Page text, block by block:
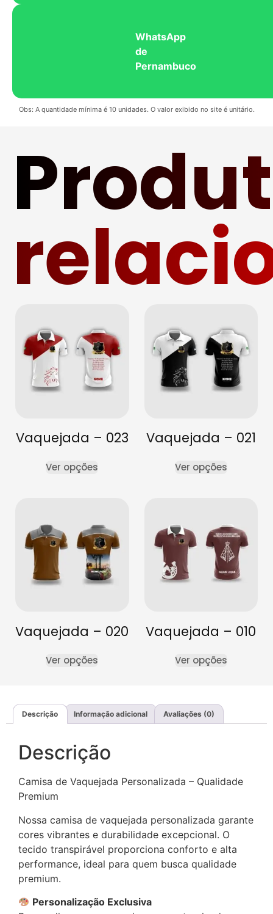
WhatsApp
de
Pernambuco
Obs: A quantidade mínima é 10 unidades. O valor exibido no site é unitário.
Vaquejada – 023
Ver opções
Vaquejada – 021
Ver opções
Vaquejada – 020
Ver opções
Vaquejada – 010
Ver opções
Descrição Informação adicional Avaliações (0)
Descrição
Camisa de Vaquejada Personalizada – Qualidade
Premium
Nossa camisa de vaquejada personalizada garante
cores vibrantes e durabilidade excepcional. O
tecido transpirável proporciona conforto e alta
performance, ideal para quem busca qualidade
premium.
Personalização Exclusiva